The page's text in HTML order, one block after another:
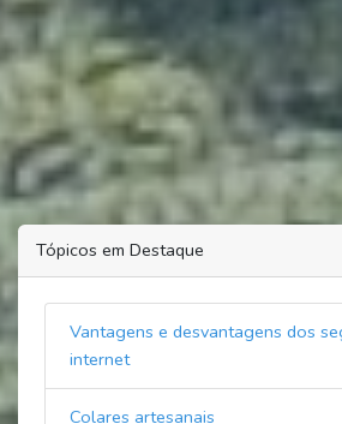
Tópicos em Destaque
Vantagens e desvantagens dos
internet
Colares artesanais